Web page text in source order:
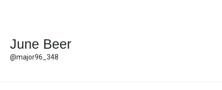
June Beer
@major96_348